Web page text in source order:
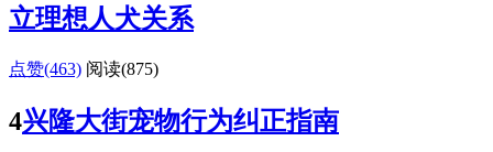
立理想人犬关系
点赞(463) 阅读(875)
4兴隆大街宠物行为纠正指南